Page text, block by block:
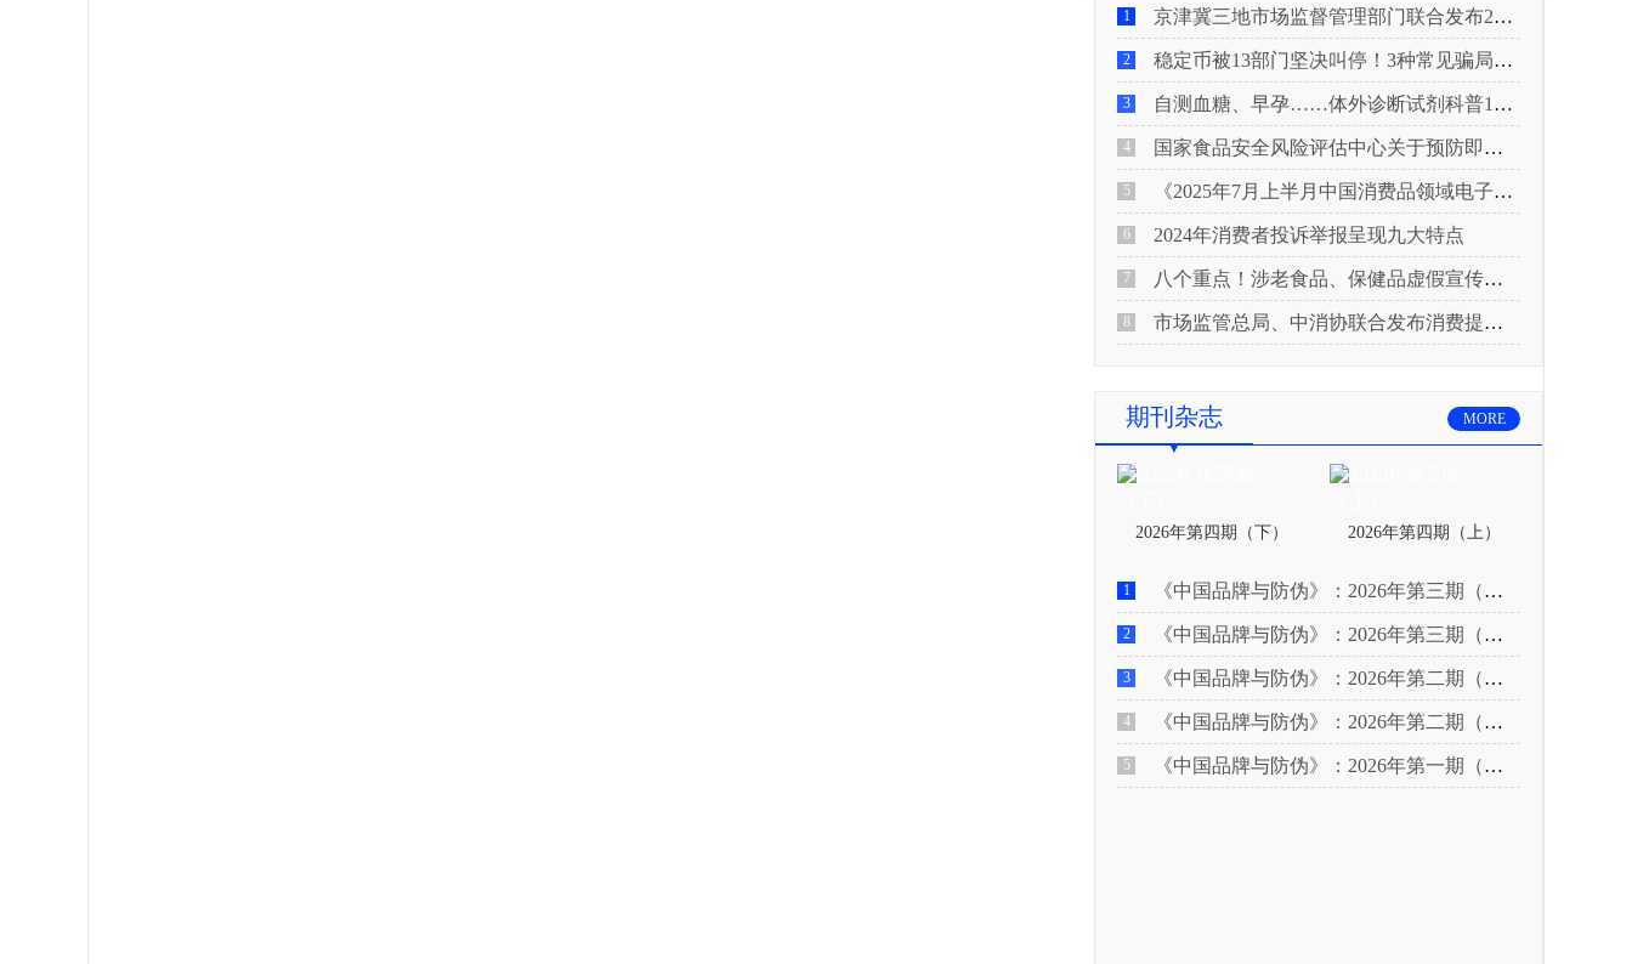
1 京津冀三地市场监督管理部门联合发布2026年春节期间消费提示
2 稳定币被13部门坚决叫停！3种常见骗局“套路”曝光
3 自测血糖、早孕……体外诊断试剂科普10问来了！建议收藏
4 国家食品安全风险评估中心关于预防即食真空包装肉制品肉毒中毒的风险提示
5 《2025年7月上半月中国消费品领域电子电器行业产品质量投诉分析报告》
6 2024年消费者投诉举报呈现九大特点
7 八个重点！涉老食品、保健品虚假宣传识别技巧
8 市场监管总局、中消协联合发布消费提示：关注检测报告：果蔬安全的“通行证”
期刊杂志 MORE
2026年第四期（下） 2026年第四期（上）
1 《中国品牌与防伪》：2026年第三期（下）
2 《中国品牌与防伪》：2026年第三期（上）
3 《中国品牌与防伪》：2026年第二期（下）
4 《中国品牌与防伪》：2026年第二期（上）
5 《中国品牌与防伪》：2026年第一期（下）